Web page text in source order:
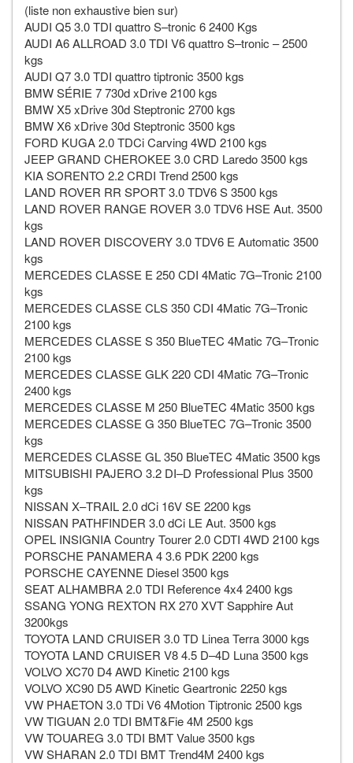
(liste non exhaustive bien sur)
AUDI Q5 3.0 TDI quattro S–tronic 6 2400 Kgs
AUDI A6 ALLROAD 3.0 TDI V6 quattro S–tronic – 2500
kgs
AUDI Q7 3.0 TDI quattro tiptronic 3500 kgs
BMW SÉRIE 7 730d xDrive 2100 kgs
BMW X5 xDrive 30d Steptronic 2700 kgs
BMW X6 xDrive 30d Steptronic 3500 kgs
FORD KUGA 2.0 TDCi Carving 4WD 2100 kgs
JEEP GRAND CHEROKEE 3.0 CRD Laredo 3500 kgs
KIA SORENTO 2.2 CRDI Trend 2500 kgs
LAND ROVER RR SPORT 3.0 TDV6 S 3500 kgs
LAND ROVER RANGE ROVER 3.0 TDV6 HSE Aut. 3500
kgs
LAND ROVER DISCOVERY 3.0 TDV6 E Automatic 3500
kgs
MERCEDES CLASSE E 250 CDI 4Matic 7G–Tronic 2100
kgs
MERCEDES CLASSE CLS 350 CDI 4Matic 7G–Tronic
2100 kgs
MERCEDES CLASSE S 350 BlueTEC 4Matic 7G–Tronic
2100 kgs
MERCEDES CLASSE GLK 220 CDI 4Matic 7G–Tronic
2400 kgs
MERCEDES CLASSE M 250 BlueTEC 4Matic 3500 kgs
MERCEDES CLASSE G 350 BlueTEC 7G–Tronic 3500
kgs
MERCEDES CLASSE GL 350 BlueTEC 4Matic 3500 kgs
MITSUBISHI PAJERO 3.2 DI–D Professional Plus 3500
kgs
NISSAN X–TRAIL 2.0 dCi 16V SE 2200 kgs
NISSAN PATHFINDER 3.0 dCi LE Aut. 3500 kgs
OPEL INSIGNIA Country Tourer 2.0 CDTI 4WD 2100 kgs
PORSCHE PANAMERA 4 3.6 PDK 2200 kgs
PORSCHE CAYENNE Diesel 3500 kgs
SEAT ALHAMBRA 2.0 TDI Reference 4x4 2400 kgs
SSANG YONG REXTON RX 270 XVT Sapphire Aut
3200kgs
TOYOTA LAND CRUISER 3.0 TD Linea Terra 3000 kgs
TOYOTA LAND CRUISER V8 4.5 D–4D Luna 3500 kgs
VOLVO XC70 D4 AWD Kinetic 2100 kgs
VOLVO XC90 D5 AWD Kinetic Geartronic 2250 kgs
VW PHAETON 3.0 TDi V6 4Motion Tiptronic 2500 kgs
VW TIGUAN 2.0 TDI BMT&Fie 4M 2500 kgs
VW TOUAREG 3.0 TDI BMT Value 3500 kgs
VW SHARAN 2.0 TDI BMT Trend4M 2400 kgs